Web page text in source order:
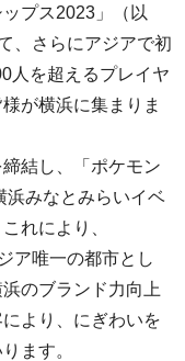
プス2023」（以
、さらにアジアで初
人を超えるプレイヤ
が横浜に集まりま
結し、「ポケモン
浜みなとみらいイベ
れにより、
ア唯一の都市とし
のブランド力向上
より、にぎわいを
ます。